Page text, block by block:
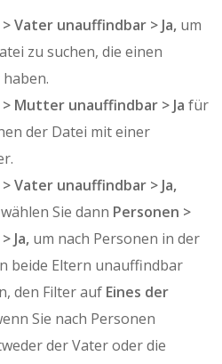
Vater unauffindbar > Ja, um
zu suchen, die einen
Mutter unauffindbar > Ja für
der Datei mit einer
Vater unauffindbar > Ja,
Sie dann Personen >
Ja, um nach Personen in der
beide Eltern unauffindbar
den Filter auf Eines der
Sie nach Personen
der Vater oder die